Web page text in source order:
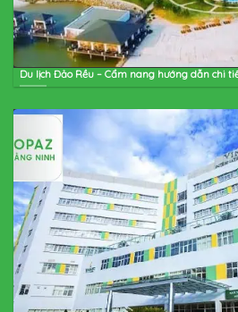
Du lịch Đảo Rều – Cẩm nang hướng dẫn chi